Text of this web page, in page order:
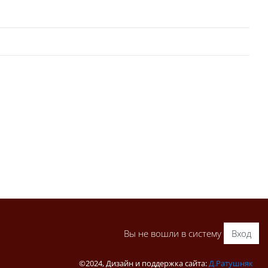
Вы не вошли в систему Вход
©2024, Дизайн и поддержка сайта:Д.Ратушняк